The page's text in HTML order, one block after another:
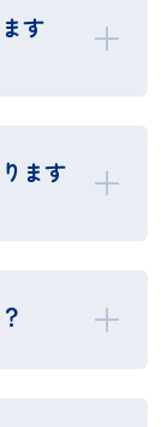
す
ます